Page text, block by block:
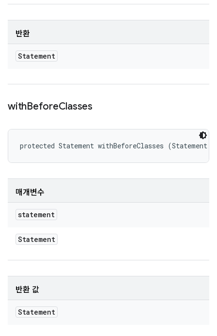
반환
Statement
withBeforeClasses
protected Statement withBeforeClasses (Statement
매개변수
statement
Statement
반환 값
Statement